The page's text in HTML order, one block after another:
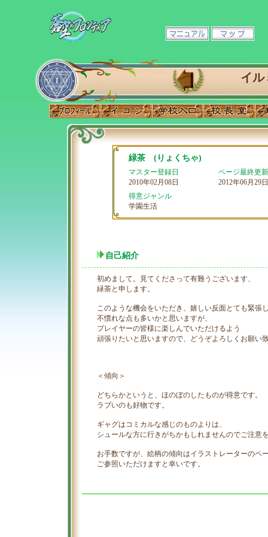
イル
緑茶 (りょくちゃ)
マスター登録日
2010年02月08日
ページ最終更
2012年06月29日
得意ジャンル
学園生活
自己紹介
初めまして。見てくださって有難うございます、
緑茶と申します。
このような機会をいただき、嬉しい反面とても緊張
不慣れな点も多いかと思いますが、
プレイヤーの皆様に楽しんでいただけるよう
頑張りたいと思いますので、どうぞよろしくお願い
＜傾向＞
どちらかというと、ほのぼのしたものが得意です。
ラブいのも好物です。
ギャグはコミカルな感じのものよりは、
シュールな方に行きがちかもしれませんのでご注意
お手数ですが、絵柄の傾向はイラストレーターのペ
ご参照いただけますと幸いです。